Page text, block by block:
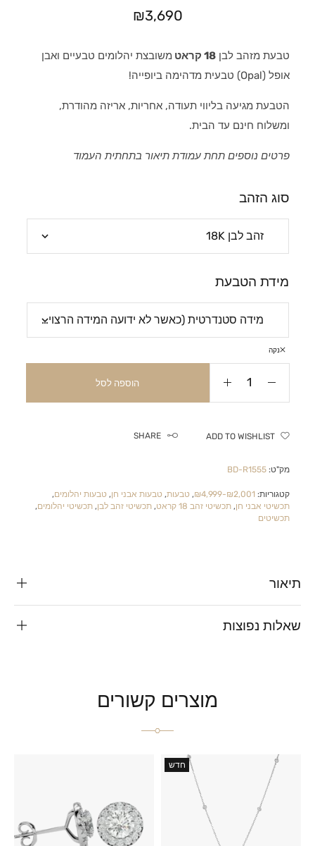
₪3,690
טבעת מזהב לבן18 קראט
משובצת יהלומים טבעיים ואבן
אופל (Opal) טבעית מדהימה ביופייה!
הטבעת מגיעה בליווי תעודה, אחריות, אריזה מהודרת,
ומשלוח חינם עד הבית.
פרטים נוספים תחת עמודת תיאור בתחתית העמוד
סוג הזהב
מידת הטבעת
נקה
הוספה לסל
ADD TO WISHLIST
SHARE
מק"ט:BD-R1555
קטגוריות:₪2,001-₪4,999
, טבעות, טבעות אבני חן, טבעות יהלומים,
תכשיטי אבני חן,תכשיטי זהב 18 קראט ,תכשיטי זהב לבן,תכשיטי יהלומים,
תכשיטים
תיאור
שאלות נפוצות
מוצרים קשורים
חדש